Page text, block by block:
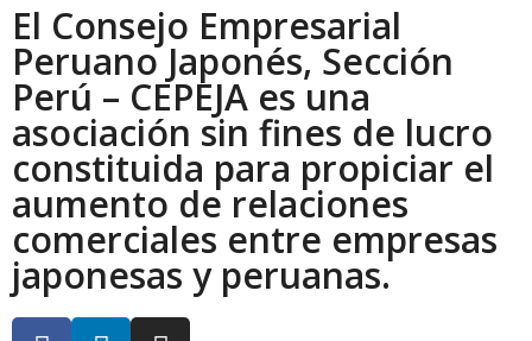
El Consejo Empresarial
Peruano Japonés, Sección
Perú – CEPEJA es una
asociación sin fines de lucro
constituida para propiciar el
aumento de relaciones
comerciales entre empresas
japonesas y peruanas.